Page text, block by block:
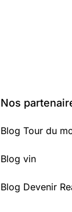
Nos
Blog Tour du
Blog vin
Blog Devenir